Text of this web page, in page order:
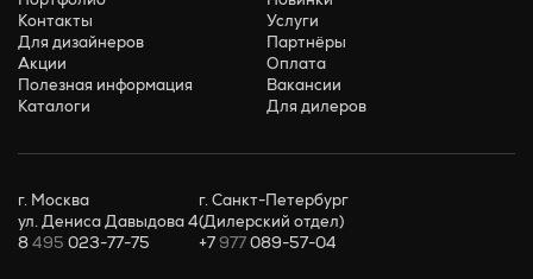
Контакты
Для дизайнеров
Акции
Полезная информация
Каталоги
Услуги
Партнёры
Оплата
Вакансии
Для дилеров
г. Москва
ул. Дениса Давыдова 4
8495 023-77-75
г. Санкт-Петербург
(Дилерский отдел)
+7977089-57-04